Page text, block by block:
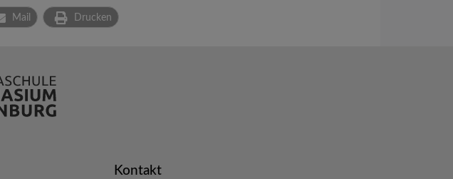
Mail Drucken
Kontakt